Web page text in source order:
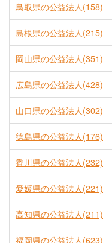
鳥取県の公益法人(158)
島根県の公益法人(215)
岡山県の公益法人(351)
広島県の公益法人(428)
山口県の公益法人(302)
徳島県の公益法人(176)
香川県の公益法人(232)
愛媛県の公益法人(221)
高知県の公益法人(211)
福岡県の公益法人(623)